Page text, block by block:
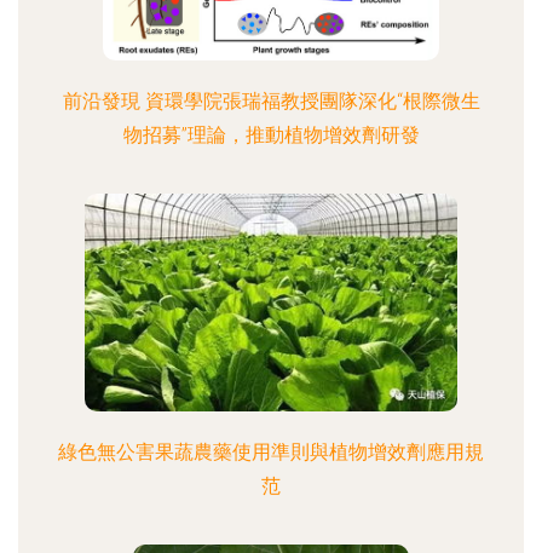
前沿發現 資環學院張瑞福教授團隊深化“根際微生
物招募”理論，推動植物增效劑研發
綠色無公害果蔬農藥使用準則與植物增效劑應用規
范